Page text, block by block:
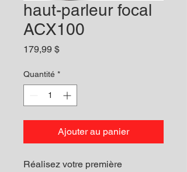
haut-parleur focal
ACX100
179,99 $Prix
Quantité *
Ajouter au panier
Réalisez votre première